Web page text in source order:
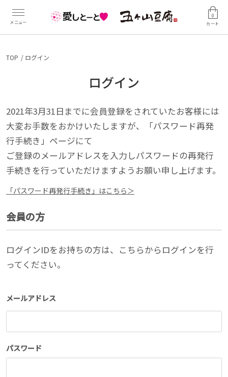
カート
0
TOP ログイン
ログイン
2021年3月31日までに会員登録をされていたお客様には
大変お手数をおかけいたしますが、「パスワード再発
行手続き」ページにて
ご登録のメールアドレスを入力しパスワードの再発行
手続きを行っていただけますようお願い申し上げます。
「パスワード再発行手続き」はこちら＞
会員の方
ログインIDをお持ちの方は、こちらからログインを行
ってください。
メールアドレス
パスワード